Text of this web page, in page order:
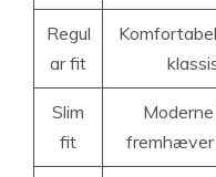
Regul
ar fit
Slim
fit
Moderne
fremhæver